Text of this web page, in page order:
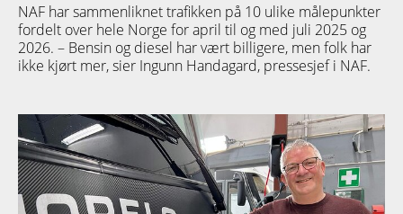
NAF har sammenliknet trafikken på 10 ulike målepunkter
fordelt over hele Norge for april til og med juli 2025 og
2026. – Bensin og diesel har vært billigere, men folk har
ikke kjørt mer, sier Ingunn Handagard, pressesjef i NAF.
TETT PÅ